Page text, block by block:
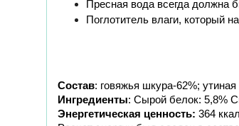
Пресная вода всегда должна
Поглотитель влаги, который
Состав: говяжья шкура-62%;
Ингредиенты: Сырой белок: 5,8%
Энергетическая ценность: 364